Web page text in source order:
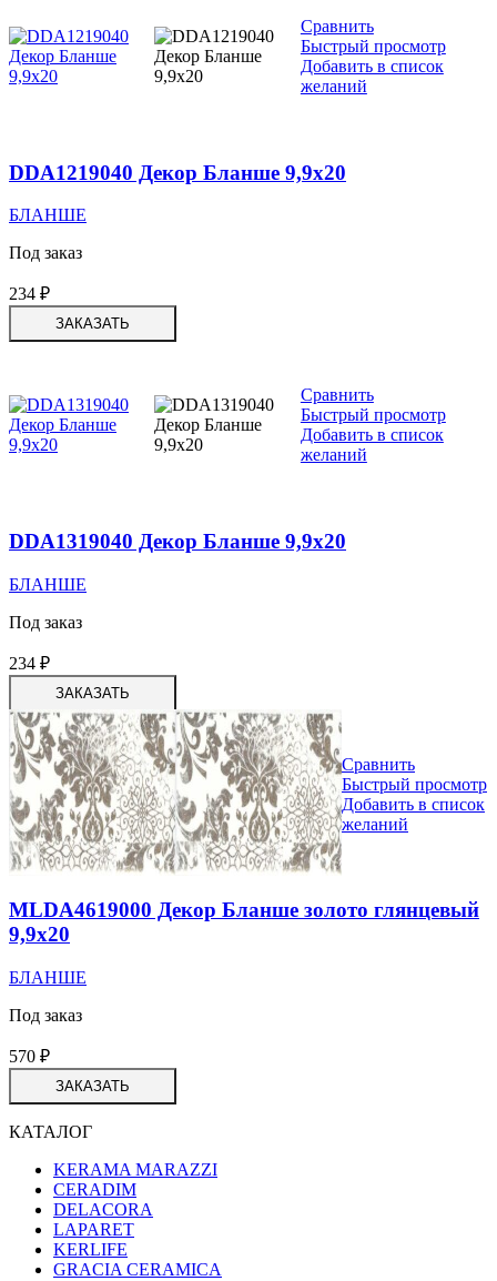
Сравнить
Быстрый просмотр
Добавить в список
желаний
DDA1219040 Декор Бланше 9,9х20
БЛАНШЕ
Под заказ
234 ₽
ЗАКАЗАТЬ
Сравнить
Быстрый просмотр
Добавить в список
желаний
DDA1319040 Декор Бланше 9,9х20
БЛАНШЕ
Под заказ
234 ₽
ЗАКАЗАТЬ
Сравнить
Быстрый просмотр
Добавить в список
желаний
MLDA4619000 Декор Бланше золото глянцевый
9,9х20
БЛАНШЕ
Под заказ
570 ₽
ЗАКАЗАТЬ
КАТАЛОГ
KERAMA MARAZZI
CERADIM
DELACORA
LAPARET
KERLIFE
GRACIA CERAMICA